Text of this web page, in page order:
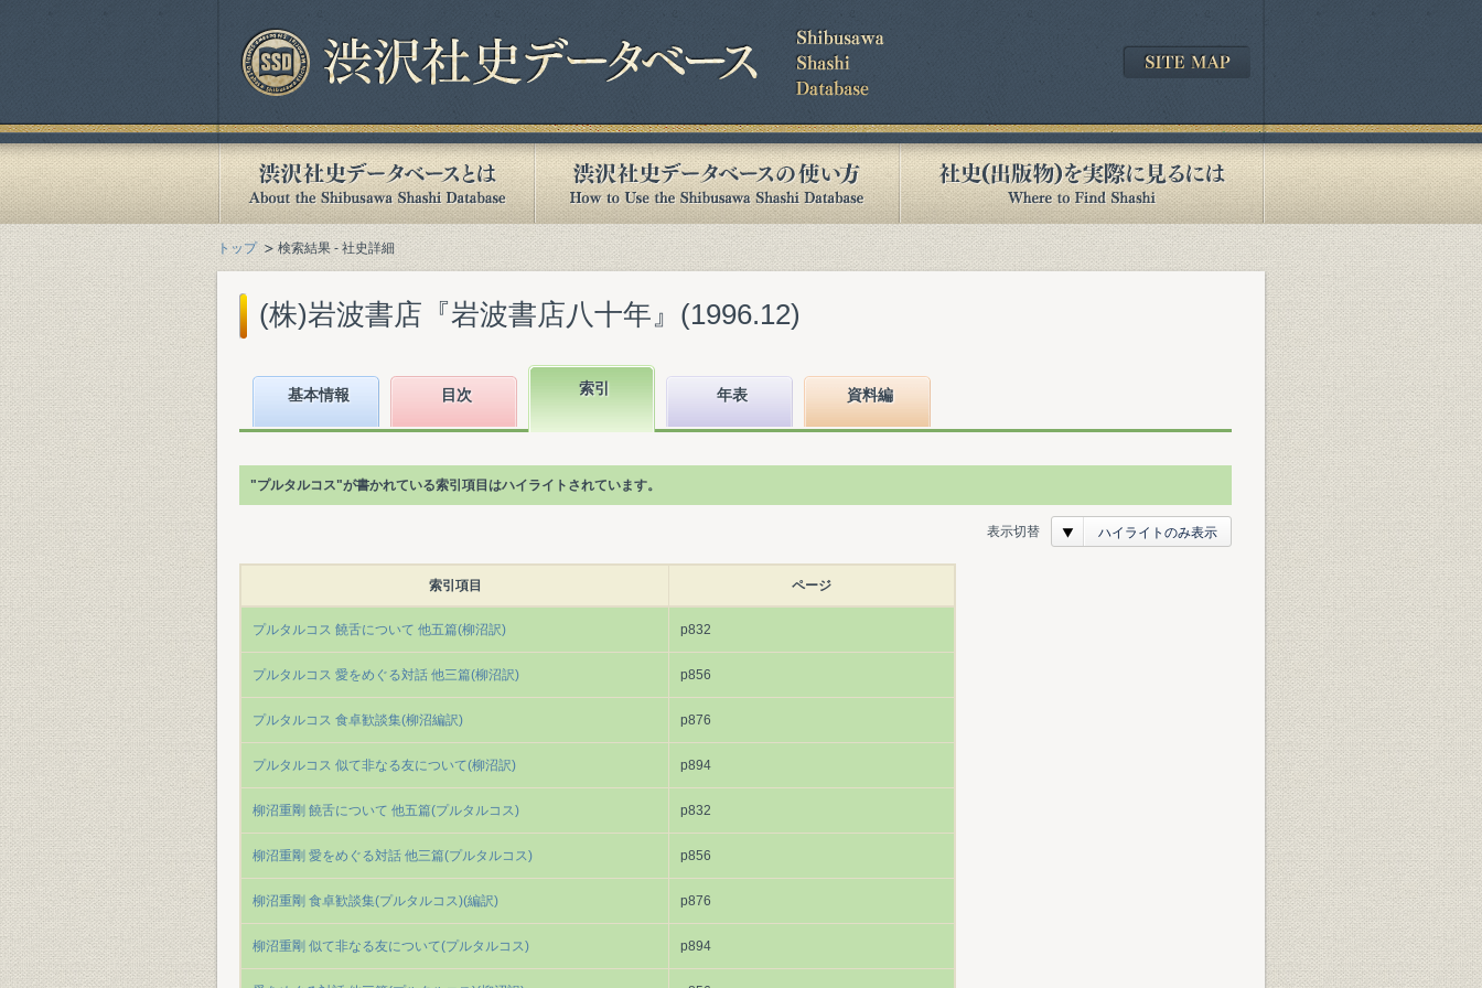
トップ 検索結果 - 社史詳細
(株)岩波書店『岩波書店八十年』(1996.12)
基本情報 目次 索引 年表 資料編
"プルタルコス"が書かれている索引項目はハイライトされています。
表示切替 ハイライトのみ表示
索引項目 ページ
プルタルコス 饒舌について 他五篇(柳沼訳) p832
プルタルコス 愛をめぐる対話 他三篇(柳沼訳) p856
プルタルコス 食卓歓談集(柳沼編訳) p876
プルタルコス 似て非なる友について(柳沼訳) p894
柳沼重剛 饒舌について 他五篇(プルタルコス) p832
柳沼重剛 愛をめぐる対話 他三篇(プルタルコス) p856
柳沼重剛 食卓歓談集(プルタルコス)(編訳) p876
柳沼重剛 似て非なる友について(プルタルコス) p894